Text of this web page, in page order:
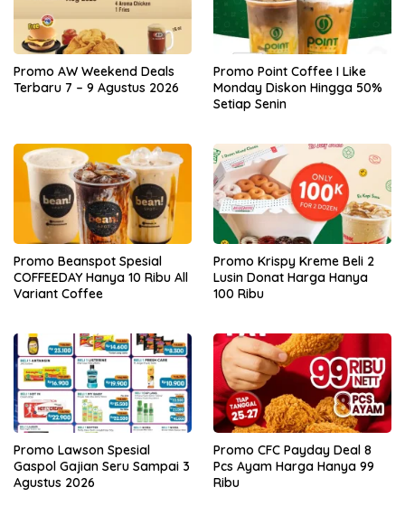
Promo AW Weekend Deals
Terbaru 7 – 9 Agustus 2026
Promo Point Coffee I Like
Monday Diskon Hingga 50%
Setiap Senin
Promo Beanspot Spesial
COFFEEDAY Hanya 10 Ribu All
Variant Coffee
Promo Krispy Kreme Beli 2
Lusin Donat Harga Hanya
100 Ribu
Promo Lawson Spesial
Gaspol Gajian Seru Sampai 3
Agustus 2026
Promo CFC Payday Deal 8
Pcs Ayam Harga Hanya 99
Ribu